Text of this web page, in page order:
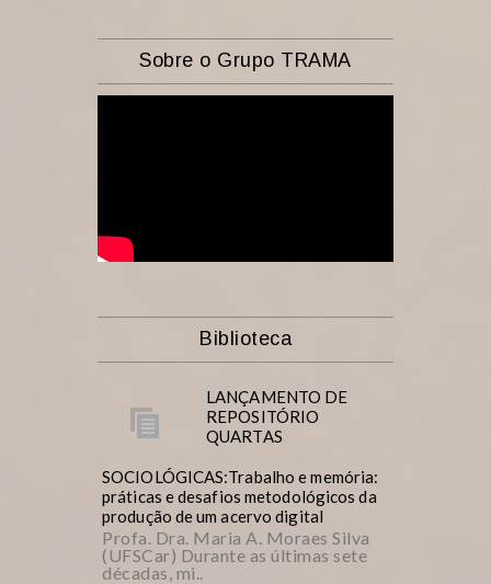
Sobre o Grupo TRAMA
Biblioteca
LANÇAMENTO DE
REPOSITÓRIO
QUARTAS
SOCIOLÓGICAS:Trabalho e memória:
práticas e desafios metodológicos da
produção de um acervo digital
Profa. Dra. Maria A. Moraes Silva
(UFSCar) Durante as últimas sete
décadas, mi..